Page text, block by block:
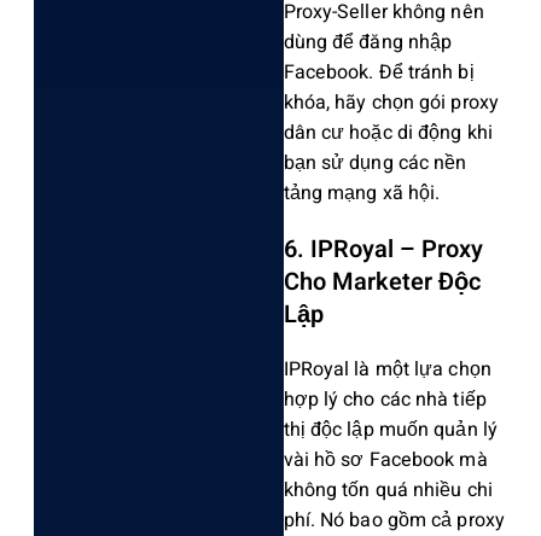
Proxy-S‌eller khôn‌g nên
dùng để đăng nhập
Facebo‌ok. Để tránh bị
khóa‌, hãy chọn gói proxy
dân cư hoặc di động khi
bạn sử dụng các nền
tảng mạng xã hội.
6. IPRoyal – Proxy
Cho Marketer Độc
Lập
IPRoyal là một lựa chọn
hợp lý cho các nhà tiếp
thị độc lập muốn quản lý
vài hồ sơ Facebook mà
không tốn quá nhiều chi
phí. Nó bao gồm cả proxy